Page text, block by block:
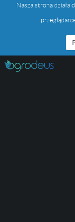
Nasza strona działa